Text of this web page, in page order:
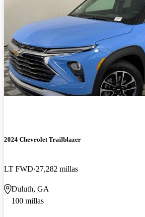
2024 Chevrolet Trailblazer
LT FWD 27,282 millas
Duluth, GA
100 millas